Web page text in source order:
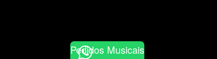
Pedidos Musicais